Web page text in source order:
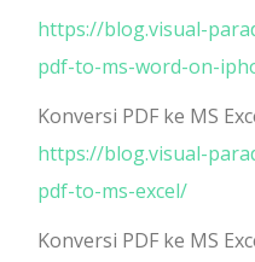
https://blog.visual-
pdf-to-ms-word-on-
Konversi PDF ke MS
https://blog.visual-
pdf-to-ms-excel/
Konversi PDF ke MS